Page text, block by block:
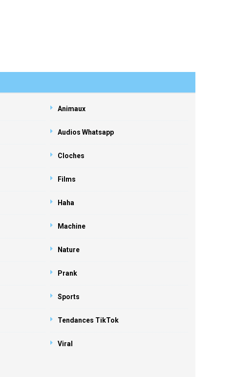
Animaux
Audios Whatsapp
Cloches
Films
Haha
Machine
Nature
Prank
Sports
Tendances TikTok
Viral